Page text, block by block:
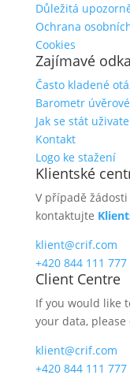
Důležitá
Ochrana
Cookies
Zajímavé
Často kladené
Barometr
Jak se stát
Kontakt
Logo ke stažení
Klientské
V případě
kontaktujte
klient@crif.com
+420 844 111 777
Client Centre
If you would like
your data,
klient@crif.com
+420 844 111 777